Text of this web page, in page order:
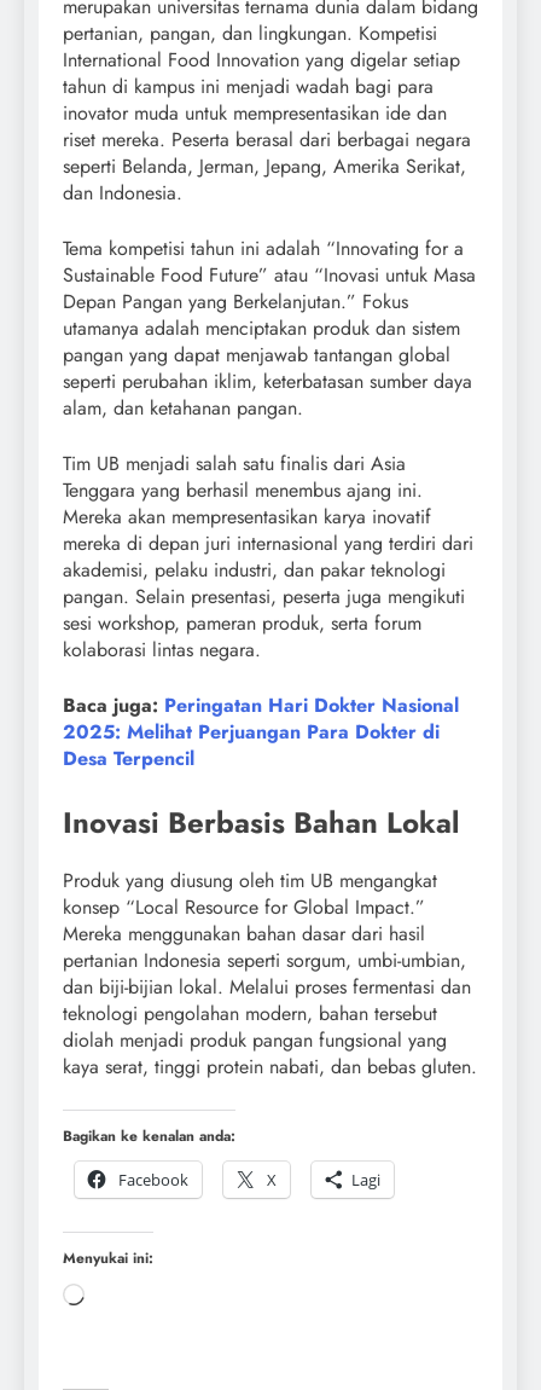
merupakan universitas ternama dunia dalam bidang
pertanian, pangan, dan lingkungan. Kompetisi
International Food Innovation yang digelar setiap
tahun di kampus ini menjadi wadah bagi para
inovator muda untuk mempresentasikan ide dan
riset mereka. Peserta berasal dari berbagai negara
seperti Belanda, Jerman, Jepang, Amerika Serikat,
dan Indonesia.
Tema kompetisi tahun ini adalah “Innovating for a
Sustainable Food Future” atau “Inovasi untuk Masa
Depan Pangan yang Berkelanjutan.” Fokus
utamanya adalah menciptakan produk dan sistem
pangan yang dapat menjawab tantangan global
seperti perubahan iklim, keterbatasan sumber daya
alam, dan ketahanan pangan.
Tim UB menjadi salah satu finalis dari Asia
Tenggara yang berhasil menembus ajang ini.
Mereka akan mempresentasikan karya inovatif
mereka di depan juri internasional yang terdiri dari
akademisi, pelaku industri, dan pakar teknologi
pangan. Selain presentasi, peserta juga mengikuti
sesi workshop, pameran produk, serta forum
kolaborasi lintas negara.
Baca juga: Peringatan Hari Dokter Nasional
2025: Melihat Perjuangan Para Dokter di
Desa Terpencil
Inovasi Berbasis Bahan Lokal
Produk yang diusung oleh tim UB mengangkat
konsep “Local Resource for Global Impact.”
Mereka menggunakan bahan dasar dari hasil
pertanian Indonesia seperti sorgum, umbi-umbian,
dan biji-bijian lokal. Melalui proses fermentasi dan
teknologi pengolahan modern, bahan tersebut
diolah menjadi produk pangan fungsional yang
kaya serat, tinggi protein nabati, dan bebas gluten.
Bagikan ke kenalan anda:
Facebook
X Lagi
Menyukai ini: